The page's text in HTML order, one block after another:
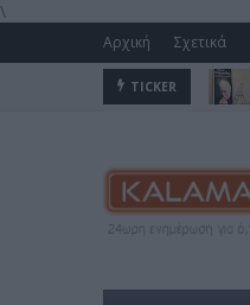
\
Αρχική Σχετικά
TICKER